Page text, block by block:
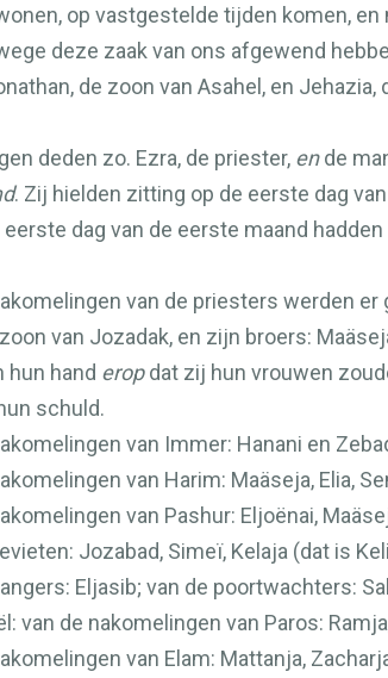
op vastgestelde tijden komen,
deze zaak van ons afgewend
de zoon van Asahel, en
deden zo. Ezra, de priester, ende
. Zij hielden zitting op de eerste dag
eerste dag van de eerste maand
van de priesters werden
van Jozadak, en zijn broers:
hun hand eropdat zij hun vrouwen
schuld.
van Immer: Hanani en
van Harim: Maäseja, Elia,
van Pashur: Eljoënai,
Jozabad, Simeï, Kelaja (dat is
Eljasib; van de poortwachters:
van de nakomelingen van Paros:
van Elam: Mattanja,